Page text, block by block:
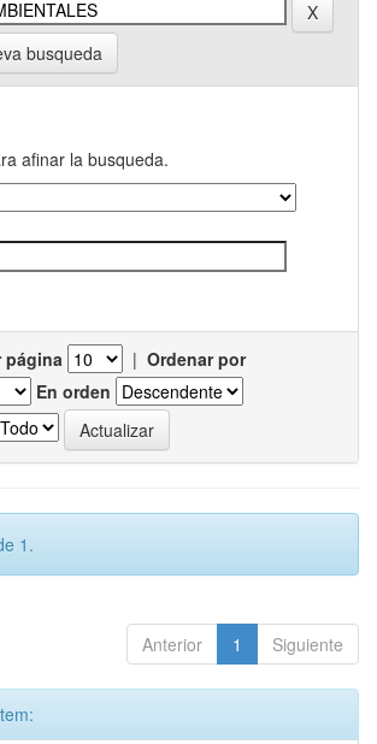
busqueda
afinar la busqueda.
página | Ordenar por
En orden
1.
Anterior 1 Siguiente